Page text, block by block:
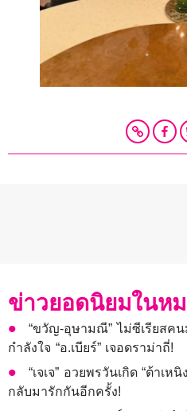
ข่าวยอดนิยมในห
“ขวัญ-อุษามณี” ไม่ซีเรียสคน
กำลังใจ “อ.เบียร์” เจอดราม่าถี่!
“เจเจ” อวยพรวันเกิด “ต้าเ
กลับมารักกันอีกครั้ง!